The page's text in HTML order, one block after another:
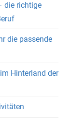
die richtige
die passende
Hinterland der